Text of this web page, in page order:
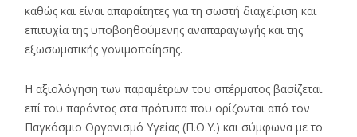
καθώς και είναι απαραίτητες για τη σωστή διαχείριση και
επιτυχία της υποβοηθούμενης αναπαραγωγής και της
εξωσωματικής γονιμοποίησης.
Η αξιολόγηση των παραμέτρων του σπέρματος βασίζεται
επί του παρόντος στα πρότυπα που ορίζονται από τον
Παγκόσμιο Οργανισμό Υγείας (Π.Ο.Υ.) και σύμφωνα με το